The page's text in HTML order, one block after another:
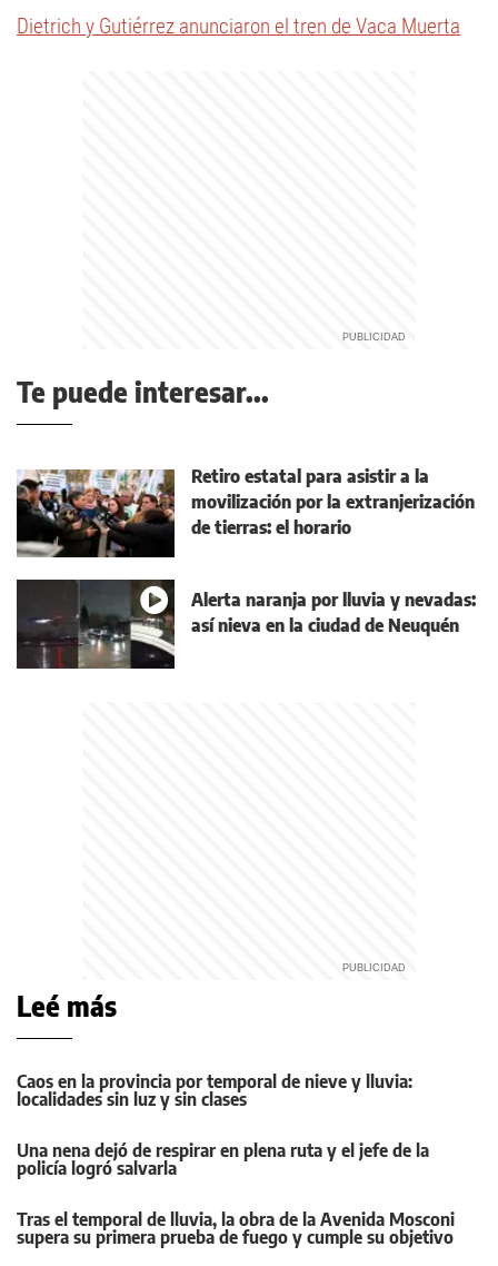
Dietrich y Gutiérrez anunciaron el tren de Vaca Muerta
Te puede interesar...
Retiro estatal para asistir a la
movilización por la extranjerización
de tierras: el horario
Alerta naranja por lluvia y nevadas:
así nieva en la ciudad de Neuquén
Leé más
Caos en la provincia por temporal de nieve y lluvia:
localidades sin luz y sin clases
Una nena dejó de respirar en plena ruta y el jefe de la
policía logró salvarla
Tras el temporal de lluvia, la obra de la Avenida Mosconi
supera su primera prueba de fuego y cumple su objetivo